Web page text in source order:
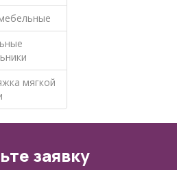
мягкой
заявку